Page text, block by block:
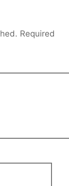
Required